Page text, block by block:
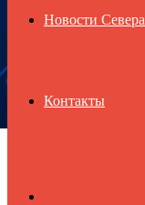
Новости Севера
Контакты